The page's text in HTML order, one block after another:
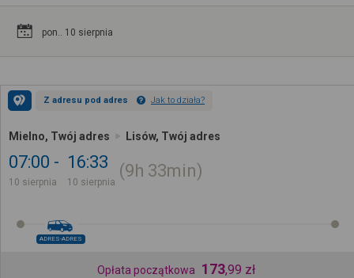
pon.. 10 sierpnia
Z adresu pod adres Jak to działa?
Mielno, Twój adres Lisów, Twój adres
07:00
10 sierpnia
16:33
10 sierpnia
9h 33min
ADRES-ADRES
Opłata początkowa 173,99 zł